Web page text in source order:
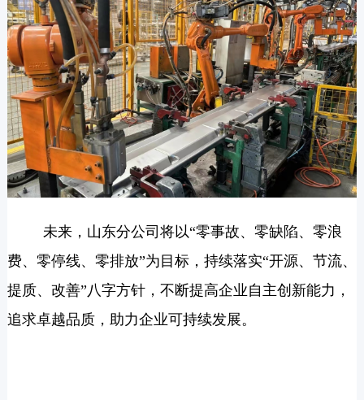
未来，山东分公司将以“零事故、零缺陷、零浪
费、零停线、零排放”为目标，持续落实“开源、节流、
提质、改善”八字方针，不断提高企业自主创新能力，
追求卓越品质，助力企业可持续发展。